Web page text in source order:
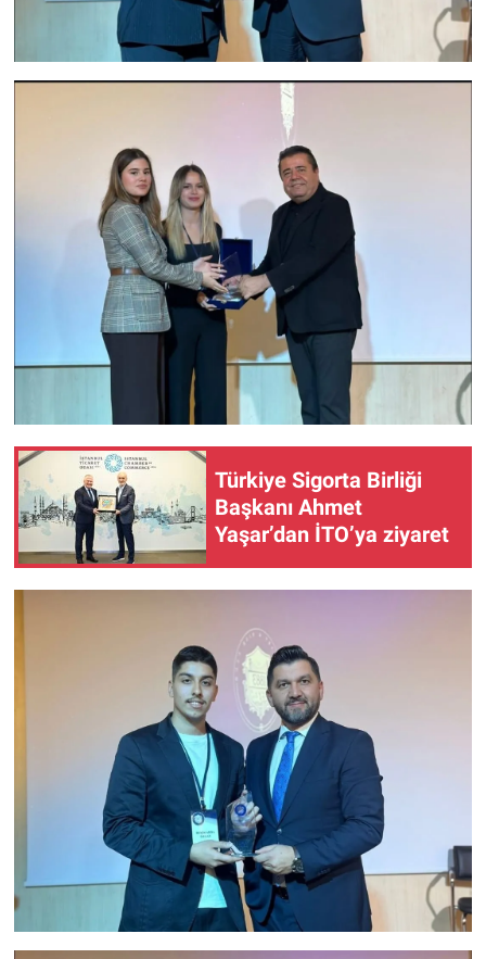
Türkiye Sigorta Birliği
Başkanı Ahmet
Yaşar’dan İTO’ya ziyaret